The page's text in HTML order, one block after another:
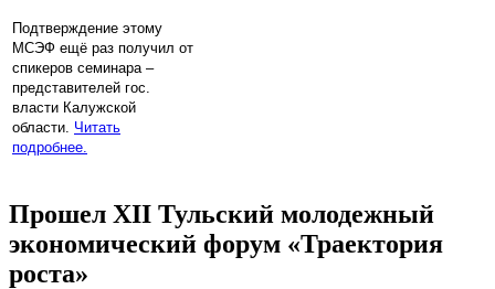
Подтверждение этому
МСЭФ ещё раз получил от
спикеров семинара –
представителей гос.
власти Калужской
области. Читать
подробнее.
Прошел XII Тульский молодежный
экономический форум «Траектория
роста»